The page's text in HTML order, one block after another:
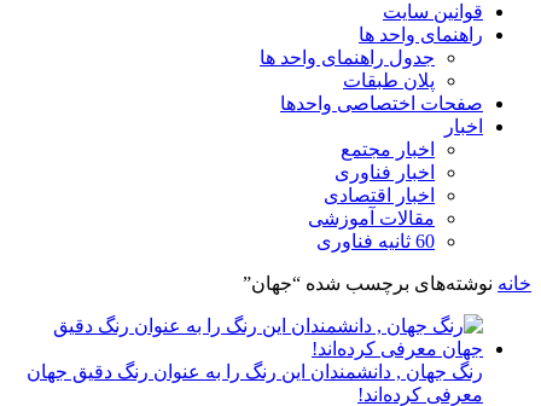
قوانین سایت
راهنمای واحد ها
جدول راهنمای واحد ها
پلان طبقات
صفحات اختصاصی واحدها
اخبار
اخبار مجتمع
اخبار فناوری
اخبار اقتصادی
مقالات آموزشی
60 ثانیه فناوری
خانه نوشته‌های برچسب شده “جهان”
رنگ جهان , دانشمندان این رنگ را به عنوان رنگ دقیق جهان
معرفی کرده‌اند!